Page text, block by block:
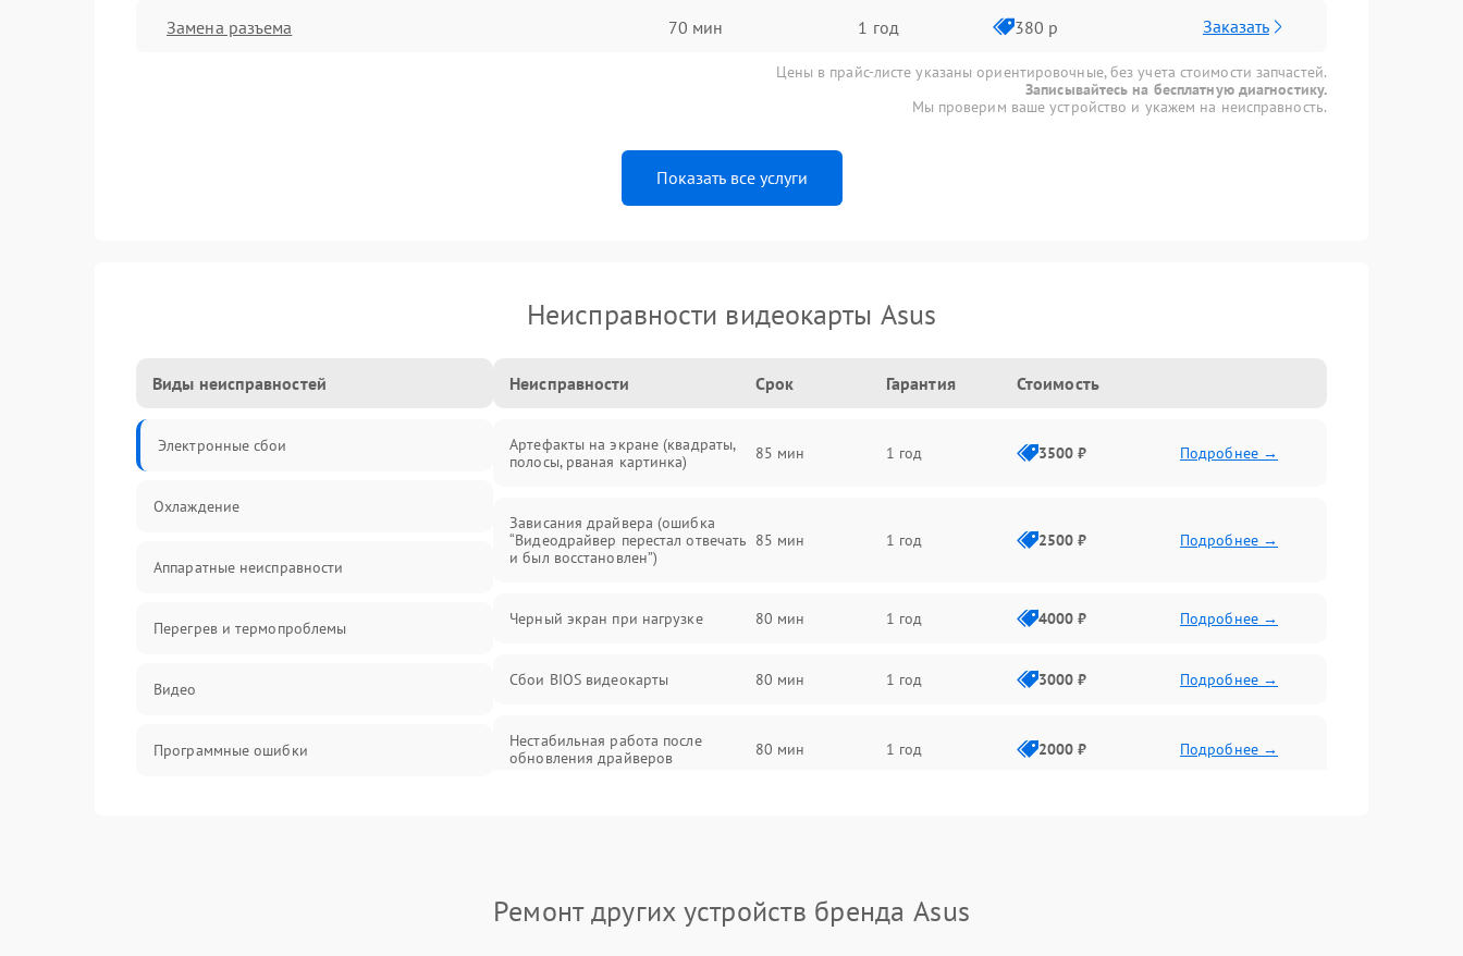
Замена разъема 70 мин 1 год 380 р Заказать
Цены в прайс-листе указаны ориентировочные, без учета стоимости запчастей.
Записывайтесь на бесплатную диагностику.
Мы проверим ваше устройство и укажем на неисправность.
Показать все услуги
Неисправности видеокарты Asus
Виды неисправностей
Электронные сбои
Охлаждение
Аппаратные неисправности
Перегрев и термопроблемы
Видео
Программные ошибки
Неисправности Срок Гарантия Стоимость
Артефакты на экране (квадраты,
полосы, рваная картинка)
85 мин 1 год 3500 ₽ Подробнее →
Зависания драйвера (ошибка
“Видеодрайвер перестал отвечать
и был восстановлен”)
85 мин 1 год 2500 ₽ Подробнее →
Черный экран при нагрузке 80 мин 1 год 4000 ₽ Подробнее →
Сбои BIOS видеокарты 80 мин 1 год 3000 ₽ Подробнее →
Нестабильная работа после
обновления драйверов
80 мин 1 год 2000 ₽ Подробнее →
Ремонт других устройств бренда Asus